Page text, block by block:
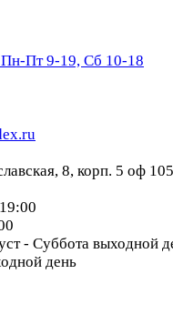
Пн-Пт 9-19, Сб 10-18
8, корп. 5 оф 105
- Суббота выходной
день